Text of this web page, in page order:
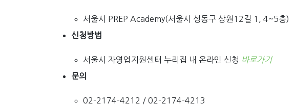
서울시 PREP Academy(서울시 성동구 상원12길 1, 4~5층)
신청방법
서울시 자영업지원센터 누리집 내 온라인 신청 바로가기
문의
02-2174-4212 / 02-2174-4213